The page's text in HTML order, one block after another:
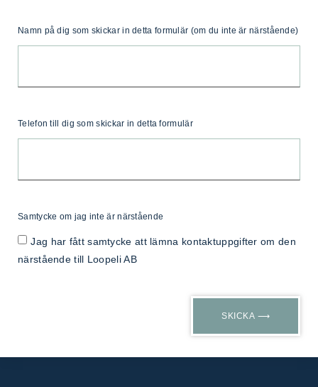
Namn på dig som skickar in detta formulär (om du inte är närstående)
Telefon till dig som skickar in detta formulär
Samtycke om jag inte är närstående
Jag har fått samtycke att lämna kontaktuppgifter om den
närstående till Loopeli AB
SKICKA ⟶